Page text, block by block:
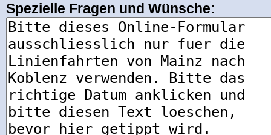
Spezielle Fragen und Wünsche: